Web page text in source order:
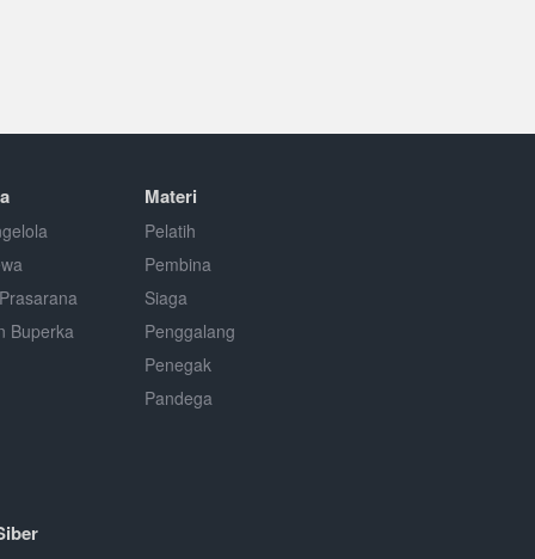
Buperka
Materi
Pelatih
Pembina
Siaga
Penggalang
Penegak
Pandega